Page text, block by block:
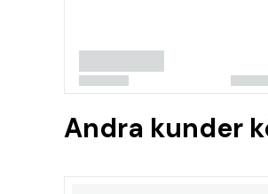
Andra kunder